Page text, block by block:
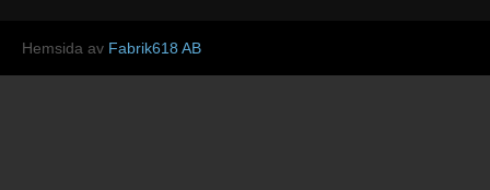
Hemsida av Fabrik618 AB